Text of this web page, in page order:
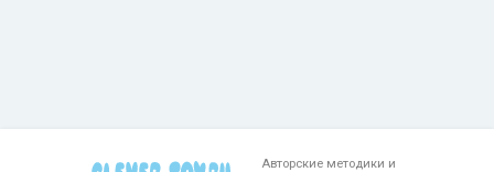
Авторские методики и